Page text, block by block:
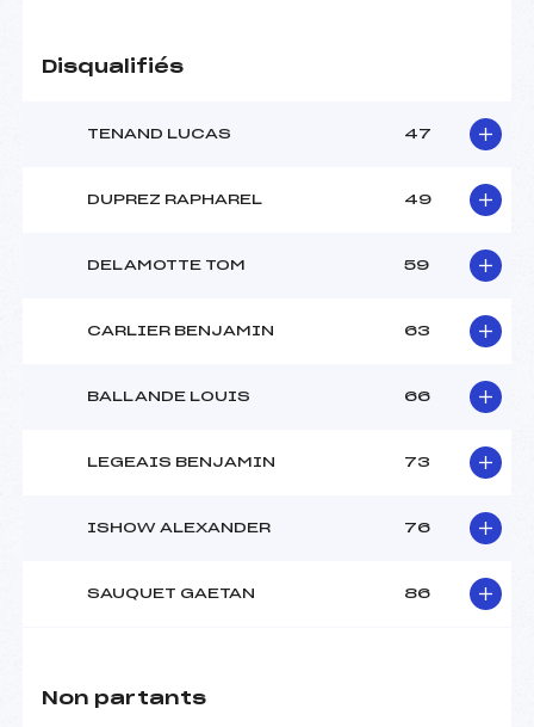
Disqualifiés
TENAND LUCAS 47
DUPREZ RAPHAREL 49
DELAMOTTE TOM 59
CARLIER BENJAMIN 63
BALLANDE LOUIS 66
LEGEAIS BENJAMIN 73
ISHOW ALEXANDER 76
SAUQUET GAETAN 86
Non partants